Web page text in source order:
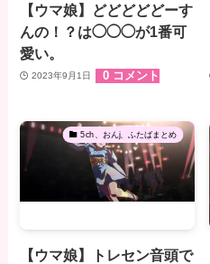
【ウマ娘】どどどどどーす
んの！？は◯◯◯が1番可
愛い。
2023年9月1日 0 コメント
5ch、おんj、ふたばまとめ
【ウマ娘】トレセン音頭で